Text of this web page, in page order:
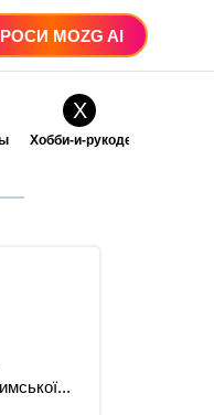
MOZG AI
Х
Хобби-и-рукоделие